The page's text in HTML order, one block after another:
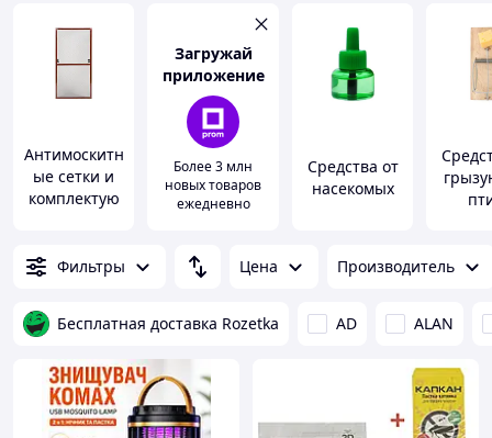
Антимоскитн
ые сетки и
комплектую
Загружай
приложение
Более 3 млн
новых товаров
ежедневно
Средства от
насекомых
Фильтры Цена Производитель
Бесплатная доставка Rozetka AD ALAN